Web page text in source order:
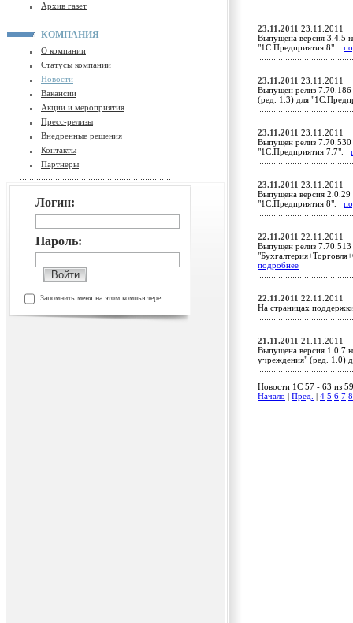
Архив газет
КОМПАНИЯ
О компании
Статусы компании
Новости
Вакансии
Акции и мероприятия
Пресс-релизы
Внедренные решения
Контакты
Партнеры
Логин:
Пароль:
Запомнить меня на этом компьютере
23.11.2011 23.11.2011
Выпущена версия 3.4.5
"1С:Предприятия 8".
23.11.2011 23.11.2011
Выпущен релиз 7.70.186
(ред. 1.3) для
23.11.2011 23.11.2011
Выпущен релиз 7.70.530
"1С:Предприятия 7.7".
23.11.2011 23.11.2011
Выпущена версия 2.0.29
"1С:Предприятия 8".
22.11.2011 22.11.2011
Выпущен релиз
подробнее
22.11.2011 22.11.2011
На страницах
21.11.2011 21.11.2011
Выпущена версия 1.0.7
учреждения" (ред. 1.0)
Новости 1C 57 - 63 из
Начало
Пред. 4 5 6 7 8